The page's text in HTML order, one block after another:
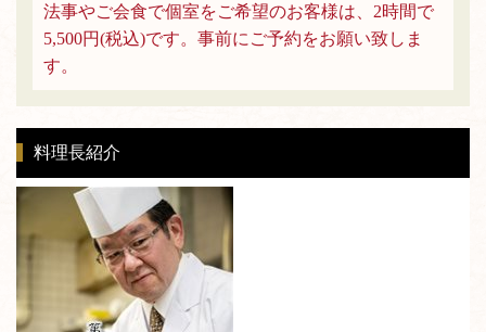
法事やご会食で個室をご希望のお客様は、2時間で
5,500円(税込)です。事前にご予約をお願い致しま
す。
料理長紹介